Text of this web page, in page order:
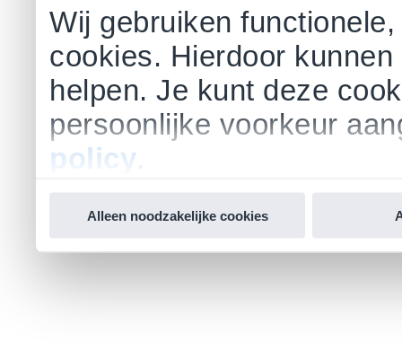
Wij gebruiken
cookies. Hierdoor
helpen. Je kunt deze
persoonlijke voorkeur
policy
Alleen noodzakelijke cookies